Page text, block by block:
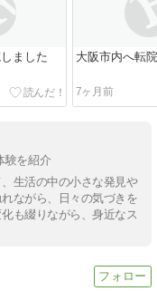
ました 大阪市内へ転
7ヶ月前
験を紹介
生活の中の小さな発見や
ながら、日々の気づきを
も綴りながら、身近なス